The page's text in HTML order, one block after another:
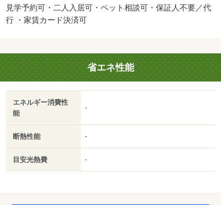
見学予約可・二人入居可・ペット相談可・保証人不要／代
行 ・家賃カード決済可
省エネ性能
エネルギー消費性
能
-
断熱性能 -
目安光熱費 -